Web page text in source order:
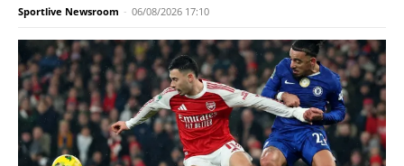
Sportlive Newsroom - 06/08/2026 17:10